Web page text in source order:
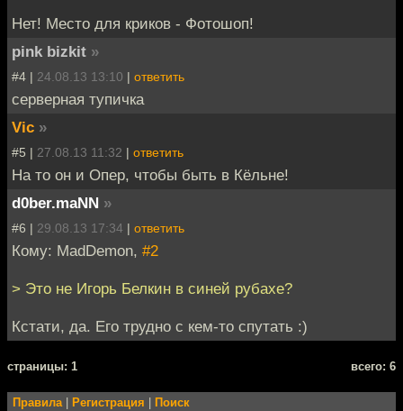
Нет! Место для криков - Фотошоп!
pink bizkit »
#4 | 24.08.13 13:10 | ответить
серверная тупичка
Vic »
#5 | 27.08.13 11:32 | ответить
На то он и Опер, чтобы быть в Кёльне!
d0ber.maNN »
#6 | 29.08.13 17:34 | ответить
Кому: MadDemon, #2
> Это не Игорь Белкин в синей рубахе?
Кстати, да. Его трудно с кем-то спутать :)
cтраницы: 1 всего: 6
Правила| Регистрация Поиск